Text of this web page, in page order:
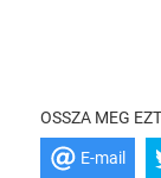
OSSZA MEG
E-mail